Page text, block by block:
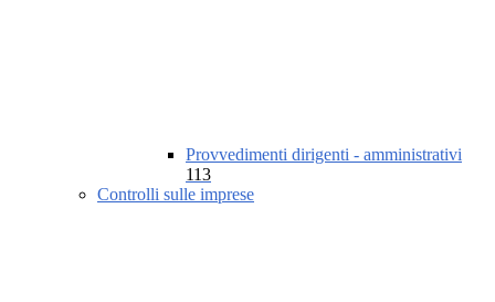
Provvedimenti dirigenti - amministrativi
113
Controlli sulle imprese